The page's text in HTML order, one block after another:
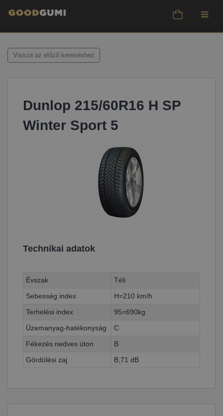
Vissza az előző kereséshez
Dunlop 215/60R16 H SP
Winter Sport 5
Technikai adatok
Évszak
Téli
Sebesség index
H=210 km/h
Terhelési index
95=690kg
Üzemanyag-hatékonyság
C
Fékezés nedves úton
B
Gördülési zaj
B,71 dB